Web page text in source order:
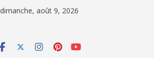
dimanche, août 9, 2026